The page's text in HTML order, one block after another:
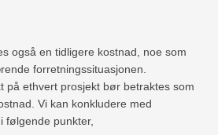
også en tidligere kostnad, noe som
forretningssituasjonen.
på ethvert prosjekt bør betraktes som
Vi kan konkludere med
følgende punkter,